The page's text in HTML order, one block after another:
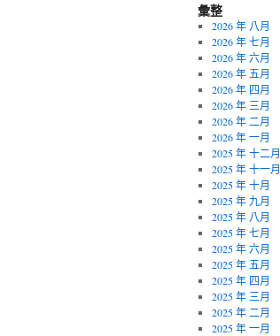
彙整
2026 年 八月
2026 年 七月
2026 年 六月
2026 年 五月
2026 年 四月
2026 年 三月
2026 年 二月
2026 年 一月
2025 年 十二月
2025 年 十一月
2025 年 十月
2025 年 九月
2025 年 八月
2025 年 七月
2025 年 六月
2025 年 五月
2025 年 四月
2025 年 三月
2025 年 二月
2025 年 一月